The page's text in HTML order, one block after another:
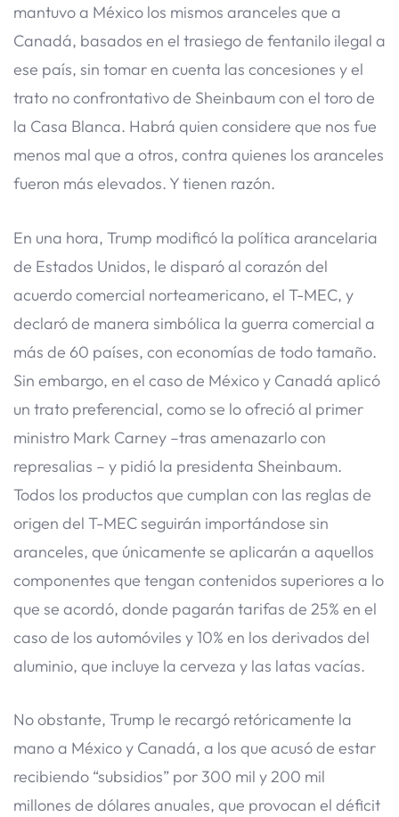
mantuvo a México los mismos aranceles que a
Canadá, basados en el trasiego de fentanilo ilegal a
ese país, sin tomar en cuenta las concesiones y el
trato no confrontativo de Sheinbaum con el toro de
la Casa Blanca. Habrá quien considere que nos fue
menos mal que a otros, contra quienes los aranceles
fueron más elevados. Y tienen razón.
En una hora, Trump modificó la política arancelaria
de Estados Unidos, le disparó al corazón del
acuerdo comercial norteamericano, el T-MEC, y
declaró de manera simbólica la guerra comercial a
más de 60 países, con economías de todo tamaño.
Sin embargo, en el caso de México y Canadá aplicó
un trato preferencial, como se lo ofreció al primer
ministro Mark Carney –tras amenazarlo con
represalias – y pidió la presidenta Sheinbaum.
Todos los productos que cumplan con las reglas de
origen del T-MEC seguirán importándose sin
aranceles, que únicamente se aplicarán a aquellos
componentes que tengan contenidos superiores a lo
que se acordó, donde pagarán tarifas de 25% en el
caso de los automóviles y 10% en los derivados del
aluminio, que incluye la cerveza y las latas vacías.
No obstante, Trump le recargó retóricamente la
mano a México y Canadá, a los que acusó de estar
recibiendo “subsidios” por 300 mil y 200 mil
millones de dólares anuales, que provocan el déficit